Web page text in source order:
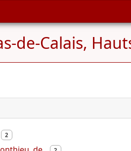
de-Calais,
2